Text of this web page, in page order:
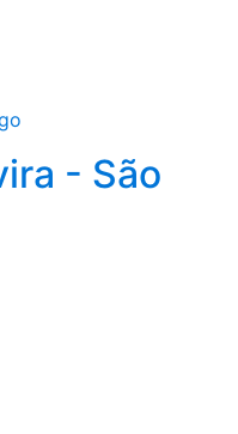
- São